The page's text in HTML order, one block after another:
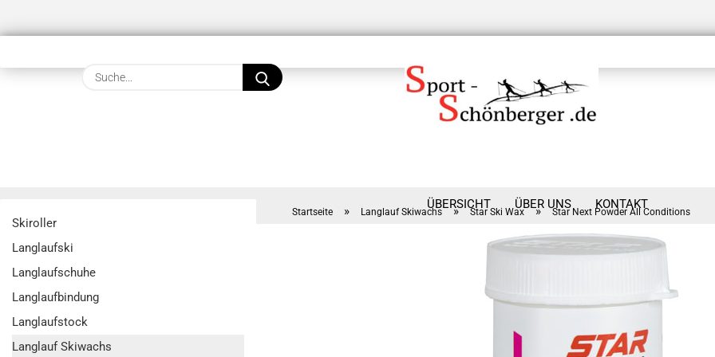
Suche...
ÜBERSICHT ÜBER UNS KONTAKT
Startseite » Langlauf Skiwachs » Star Ski Wax » Star Next Powder All Conditions
Skiroller
Langlaufski
Langlaufschuhe
Langlaufbindung
Langlaufstock
Langlauf Skiwachs